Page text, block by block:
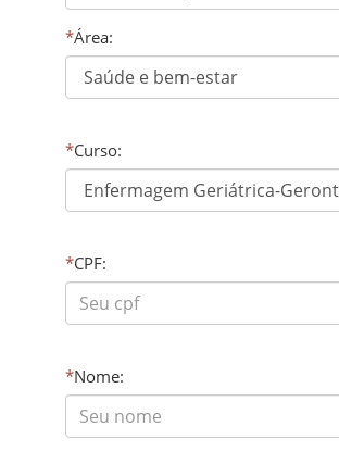
*Área:
*Curso:
*CPF:
*Nome: